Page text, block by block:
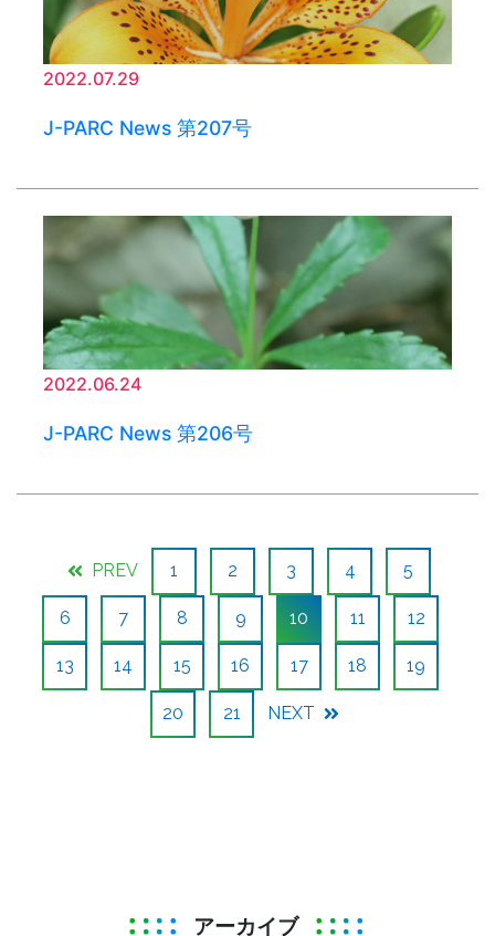
2022.07.29
J-PARC News 第207号
2022.06.24
J-PARC News 第206号
PREV 1 2 3 4 5
6 7 8 9 10 11 12
13 14 15 16 17 18 19
20 21 NEXT
アーカイブ